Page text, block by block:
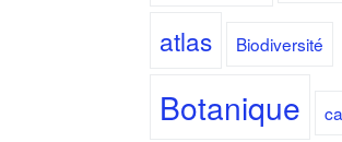
atlas Biodiversité
Botanique